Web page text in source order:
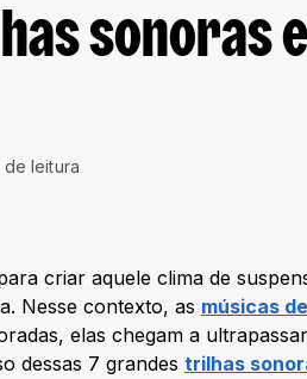
sonoras
de leitura
criar aquele clima de
Nesse contexto, as músicas
elas chegam a
dessas 7 grandes trilhas